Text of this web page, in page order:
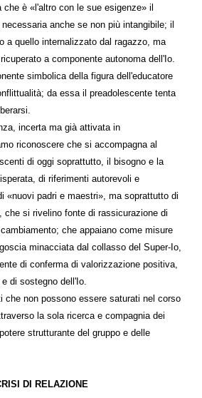
è «l'altro con le sue esigenze» il
anche se non più intangibile; il
a quello internalizzato dal ragazzo, ma
a componente autonoma dell'Io.
simbolica della figura dell'educatore
da essa il preadolescente tenta
incerta ma già attivata in
riconoscere che si accompagna al
di oggi soprattutto, il bisogno e la
di riferimenti autorevoli e
«nuovi padri e maestri», ma soprattutto di
che si rivelino fonte di rassicurazione di
che appaiano come misure
minacciata dal collasso del Super-Io,
di conferma di valorizzazione positiva,
di sostegno dell'Io.
che non possono essere saturati nel corso
la sola ricerca e compagnia dei
strutturante del gruppo e delle
DI RELAZIONE